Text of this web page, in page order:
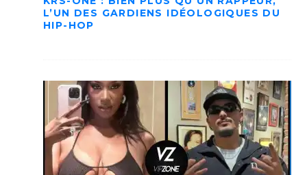
L’UN DES GARDIENS IDÉOLOGIQUES DU
HIP-HOP